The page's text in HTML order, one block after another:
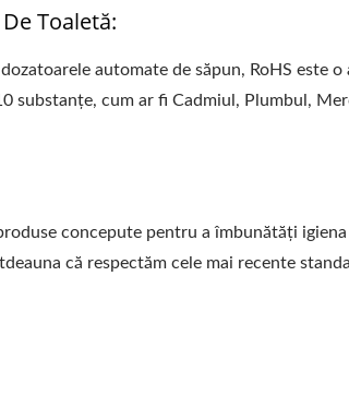
Toaletă:
automate de săpun, RoHS este
substanțe, cum ar fi Cadmiul, Plumbul,
concepute pentru a îmbunătăți
că respectăm cele mai recente